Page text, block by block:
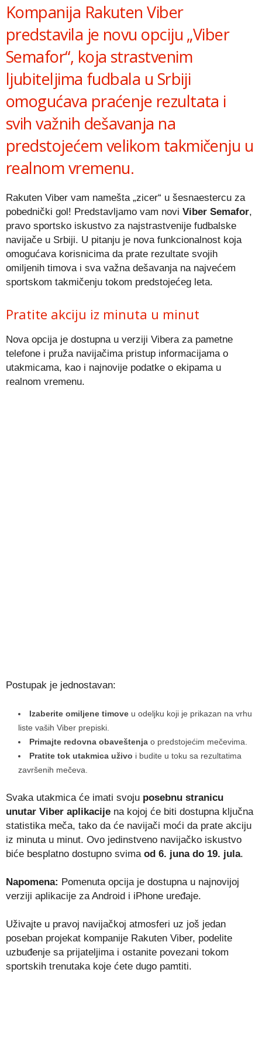
Kompanija Rakuten Viber
predstavila je novu opciju „Viber
Semafor“, koja strastvenim
ljubiteljima fudbala u Srbiji
omogućava praćenje rezultata i
svih važnih dešavanja na
predstojećem velikom takmičenju u
realnom vremenu.
Rakuten Viber vam namešta „zicer“ u šesnaestercu za
pobednički gol! Predstavljamo vam novi Viber Semafor,
pravo sportsko iskustvo za najstrastvenije fudbalske
navijače u Srbiji. U pitanju je nova funkcionalnost koja
omogućava korisnicima da prate rezultate svojih
omiljenih timova i sva važna dešavanja na najvećem
sportskom takmičenju tokom predstojećeg leta.
Pratite akciju iz minuta u minut
Nova opcija je dostupna u verziji Vibera za pametne
telefone i pruža navijačima pristup informacijama o
utakmicama, kao i najnovije podatke o ekipama u
realnom vremenu.
Postupak je jednostavan:
Izaberite omiljene timove u odeljku koji je prikazan na vrhu
liste vaših Viber prepiski.
Primajte redovna obaveštenja o predstojećim mečevima.
Pratite tok utakmica uživo i budite u toku sa rezultatima
završenih mečeva.
Svaka utakmica će imati svoju posebnu stranicu
unutar Viber aplikacije na kojoj će biti dostupna ključna
statistika meča, tako da će navijači moći da prate akciju
iz minuta u minut. Ovo jedinstveno navijačko iskustvo
biće besplatno dostupno svima od 6. juna do 19. jula.
Napomena: Pomenuta opcija je dostupna u najnovijoj
verziji aplikacije za Android i iPhone uređaje.
Uživajte u pravoj navijačkoj atmosferi uz još jedan
poseban projekat kompanije Rakuten Viber, podelite
uzbuđenje sa prijateljima i ostanite povezani tokom
sportskih trenutaka koje ćete dugo pamtiti.